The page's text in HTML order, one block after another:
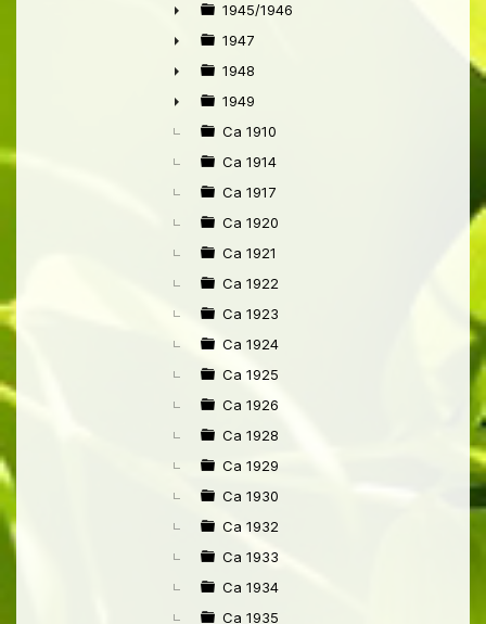
►
►
1945/1946
►
1947
►
1948
►
1949
Ca 1910
Ca 1914
Ca 1917
Ca 1920
Ca 1921
Ca 1922
Ca 1923
Ca 1924
Ca 1925
Ca 1926
Ca 1928
Ca 1929
Ca 1930
Ca 1932
Ca 1933
Ca 1934
Ca 1935